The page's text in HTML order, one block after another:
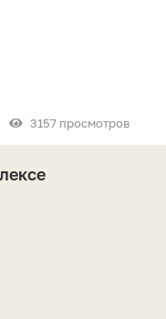
3157 просмотров